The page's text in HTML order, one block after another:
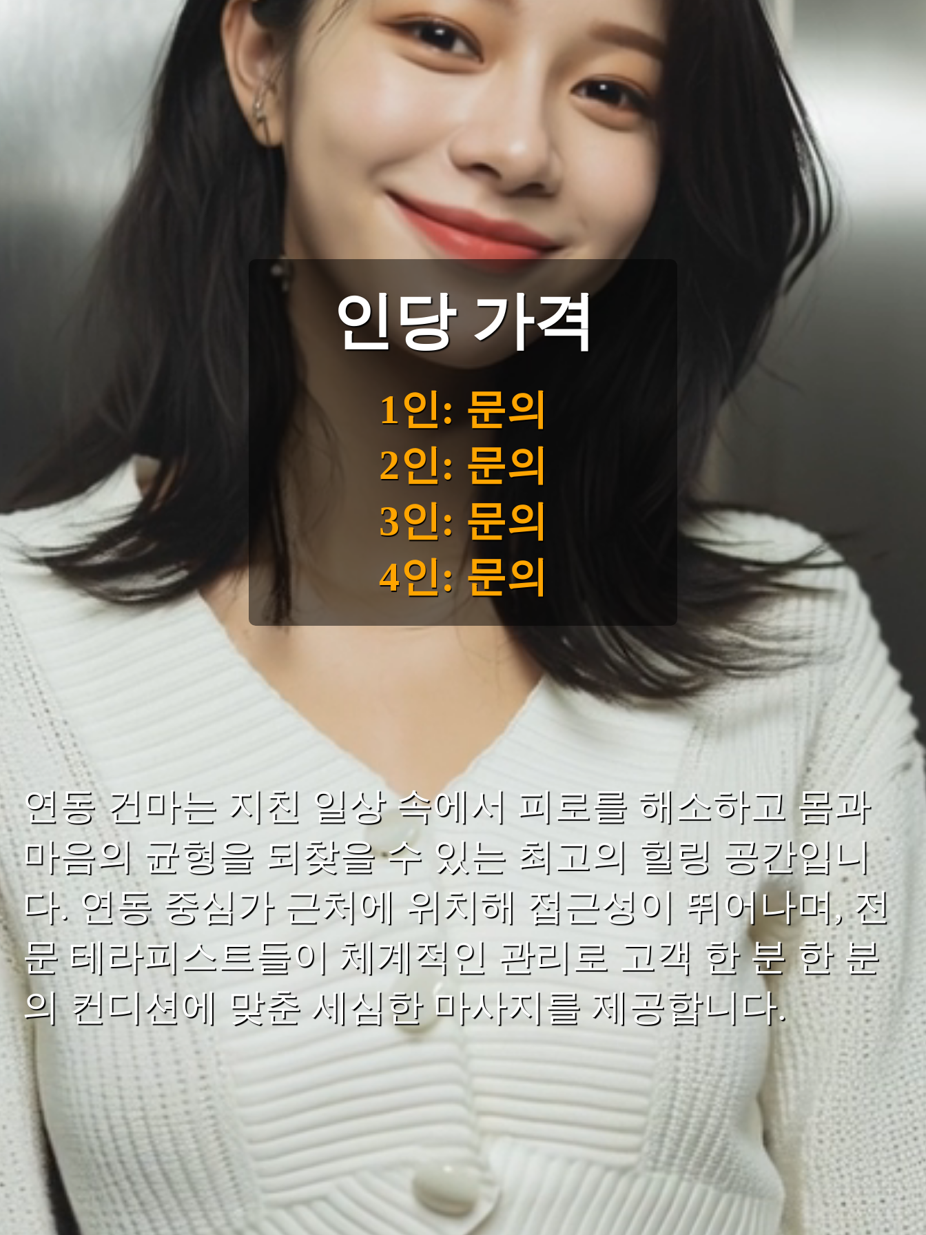
인당 가격
1인: 문의
2인: 문의
3인: 문의
4인: 문의
연동 건마는 지친 일상 속에서 피로를 해소하고 몸과
마음의 균형을 되찾을 수 있는 최고의 힐링 공간입니
다. 연동 중심가 근처에 위치해 접근성이 뛰어나며, 전
문 테라피스트들이 체계적인 관리로 고객 한 분 한 분
의 컨디션에 맞춘 세심한 마사지를 제공합니다.